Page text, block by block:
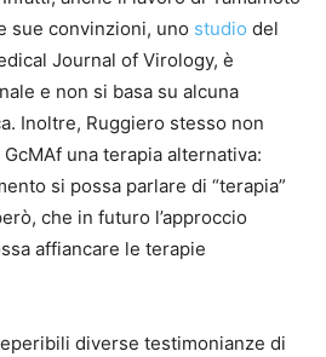
sue convinzioni, uno studio del
Journal of Virology, è
e non si basa su alcuna
Inoltre, Ruggiero stesso non
una terapia alternativa:
si possa parlare di “terapia”
che in futuro l’approccio
affiancare le terapie
diverse testimonianze di